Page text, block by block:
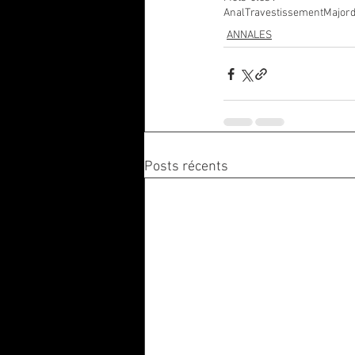
AnalTravestissement
ANNALES
Posts récents